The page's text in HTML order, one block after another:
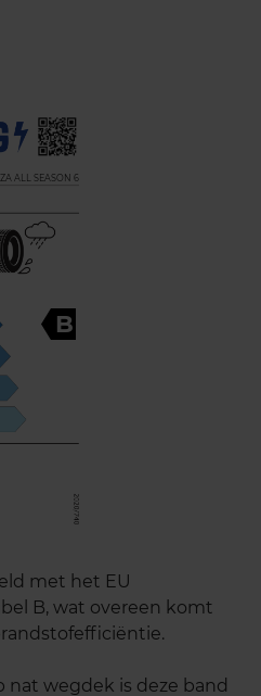
ALL SEASON 6
B
met het EU
B, wat overeen komt
nat wegdek is deze band